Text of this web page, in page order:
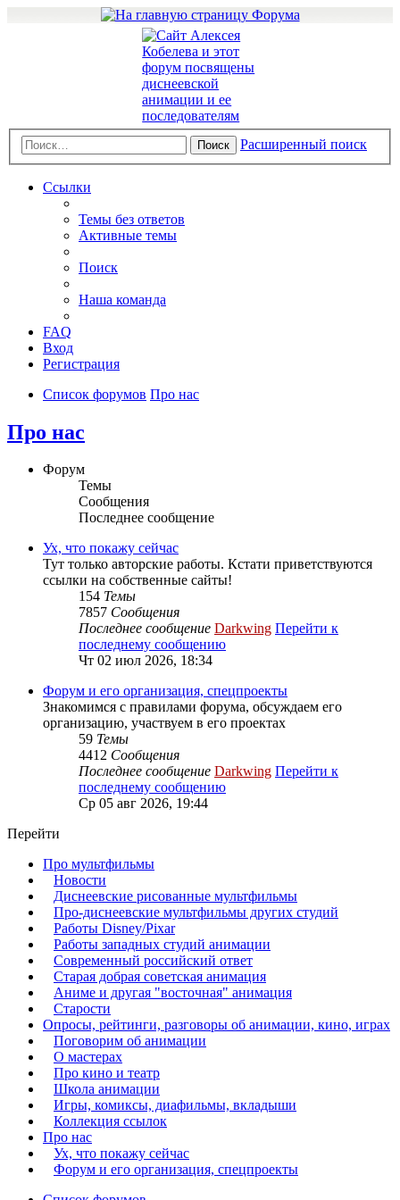
Поиск Расширенный поиск
Ссылки
Темы без ответов
Активные темы
Поиск
Наша команда
FAQ
Вход
Регистрация
Список форумов Про нас
Про нас
Форум
Темы
Сообщения
Последнее сообщение
Ух, что покажу сейчас
Тут только авторские работы. Кстати приветствуются
ссылки на собственные сайты!
154 Темы
7857 Сообщения
Последнее сообщение Darkwing Перейти к
последнему сообщению
Чт 02 июл 2026, 18:34
Форум и его организация, спецпроекты
Знакомимся с правилами форума, обсуждаем его
организацию, участвуем в его проектах
59 Темы
4412 Сообщения
Последнее сообщение Darkwing Перейти к
последнему сообщению
Ср 05 авг 2026, 19:44
Перейти
Про мультфильмы
Новости
Диснеевские рисованные мультфильмы
Про-диснеевские мультфильмы других студий
Работы Disney/Pixar
Работы западных студий анимации
Современный российский ответ
Старая добрая советская анимация
Аниме и другая "восточная" анимация
Старости
Опросы, рейтинги, разговоры об анимации, кино, играх
Поговорим об анимации
О мастерах
Про кино и театр
Школа анимации
Игры, комиксы, диафильмы, вкладыши
Коллекция ссылок
Про нас
Ух, что покажу сейчас
Форум и его организация, спецпроекты